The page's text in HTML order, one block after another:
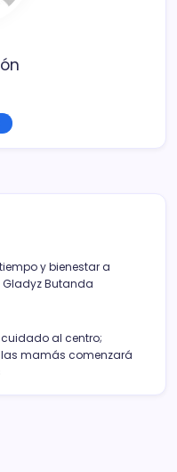
y bienestar a
Butanda
al centro;
mamás comenzará